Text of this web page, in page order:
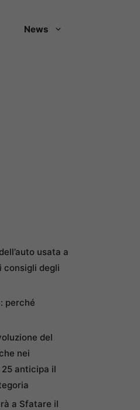
News
usata a
consigli degli
perché
del
nei
anticipa il
a Sfatare il